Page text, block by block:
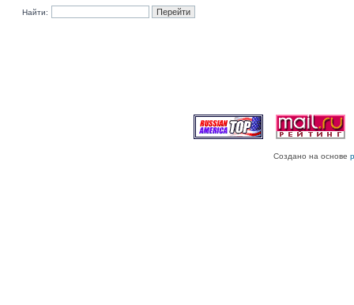
Найти:
Создано на основе